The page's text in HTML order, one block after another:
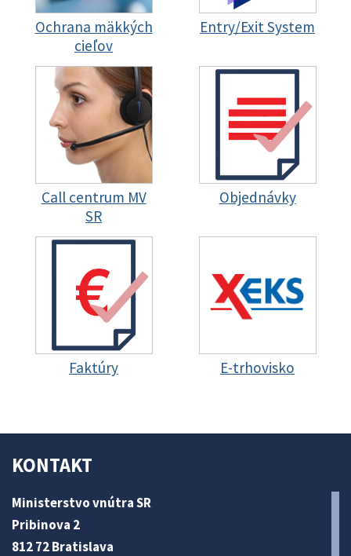
Ochrana mäkkých
cieľov
Entry/Exit System
Call centrum MV
SR
Objednávky
Faktúry E-trhovisko
KONTAKT
Ministerstvo vnútra SR
Pribinova 2
812 72 Bratislava